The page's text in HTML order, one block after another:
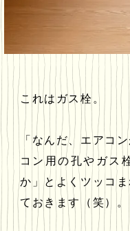
これはガス栓。
「なんだ、エアコ
コン用の孔やガス
か」とよくツッコ
ておきます（笑）。